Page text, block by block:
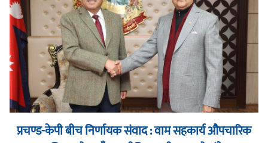
प्रचण्ड-केपी बीच निर्णायक संवाद : वाम सहकार्य औपचारिक